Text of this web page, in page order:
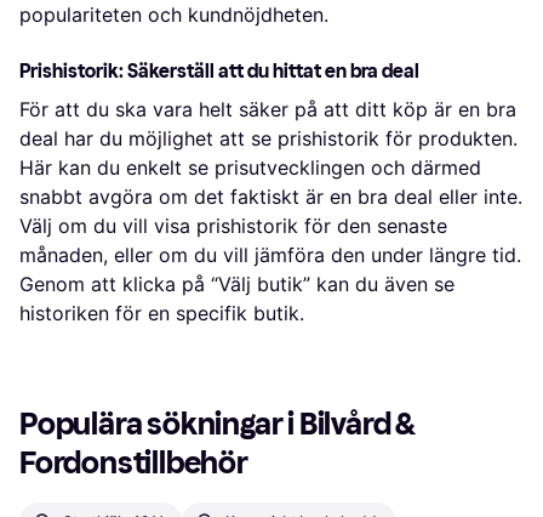
populariteten och kundnöjdheten.
Prishistorik: Säkerställ att du hittat en bra deal
För att du ska vara helt säker på att ditt köp är en bra
deal har du möjlighet att se prishistorik för produkten.
Här kan du enkelt se prisutvecklingen och därmed
snabbt avgöra om det faktiskt är en bra deal eller inte.
Välj om du vill visa prishistorik för den senaste
månaden, eller om du vill jämföra den under längre tid.
Genom att klicka på “Välj butik” kan du även se
historiken för en specifik butik.
Populära sökningar i Bilvård &
Fordonstillbehör